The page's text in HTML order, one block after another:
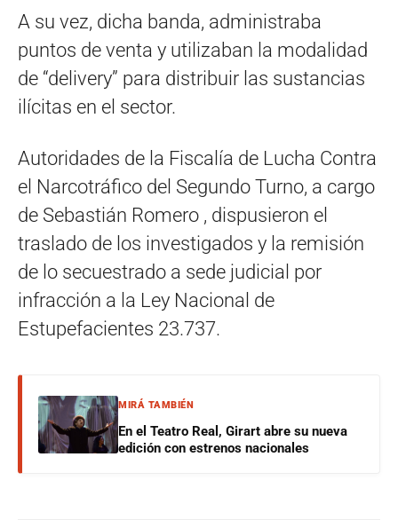
A su vez, dicha banda, administraba
puntos de venta y utilizaban la modalidad
de “delivery” para distribuir las sustancias
ilícitas en el sector.
Autoridades de la Fiscalía de Lucha Contra
el Narcotráfico del Segundo Turno, a cargo
de Sebastián Romero , dispusieron el
traslado de los investigados y la remisión
de lo secuestrado a sede judicial por
infracción a la Ley Nacional de
Estupefacientes 23.737.
MIRÁ TAMBIÉN
En el Teatro Real, Girart abre su nueva
edición con estrenos nacionales